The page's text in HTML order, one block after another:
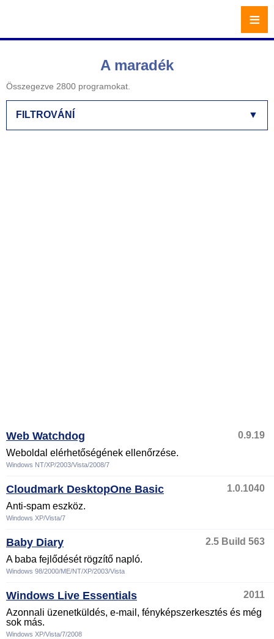
A maradék
Összegezve 2800 programokat.
▼
FILTROVÁNÍ
Web Watchdog
0.9.19
Weboldal elérhetőségének ellenőrzése.
Windows NT/XP/2003/Vista/2008/7
Cloudmark DesktopOne Basic
1.0.1040
Anti-spam eszköz.
Windows XP/Vista/7
Baby Diary
2.5 Build 563
A baba fejlődését rögzítő napló.
Windows 98/2000/ME/NT/XP/2003/Vista
Windows Live Essentials
2011
Azonnali üzenetküldés, e-mail, fényképszerkesztés és még
sok más.
Windows XP/Vista/7/2008
≡